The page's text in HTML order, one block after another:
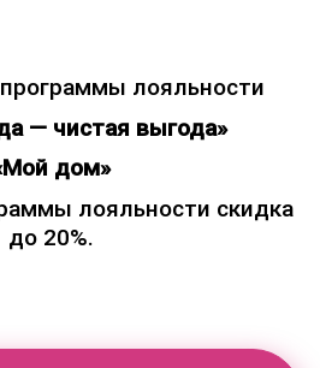
лояльности
— чистая выгода»
дом»
лояльности скидка
до 20%.